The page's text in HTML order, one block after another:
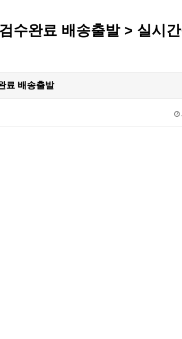
수완료 배송출발 > 실시
료 배송출발